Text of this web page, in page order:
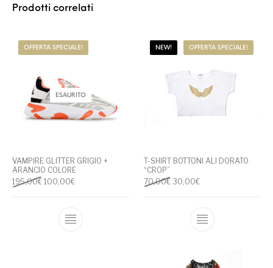
Prodotti correlati
OFFERTA SPECIALE!
ESAURITO
VAMPIRE GLITTER GRIGIO +
ARANCIO COLORE
195,00€ Il prezzo originale era: 195,00€.
100,00€Il prezzo attuale è: 100,00€.
Questo prodotto ha più varianti. Le
NEW! OFFERTA SPECIALE!
T-SHIRT BOTTONI ALI DORATO
“CROP”
70,00€ Il prezzo originale era:
30,00€Il prezzo attuale è:
Questo